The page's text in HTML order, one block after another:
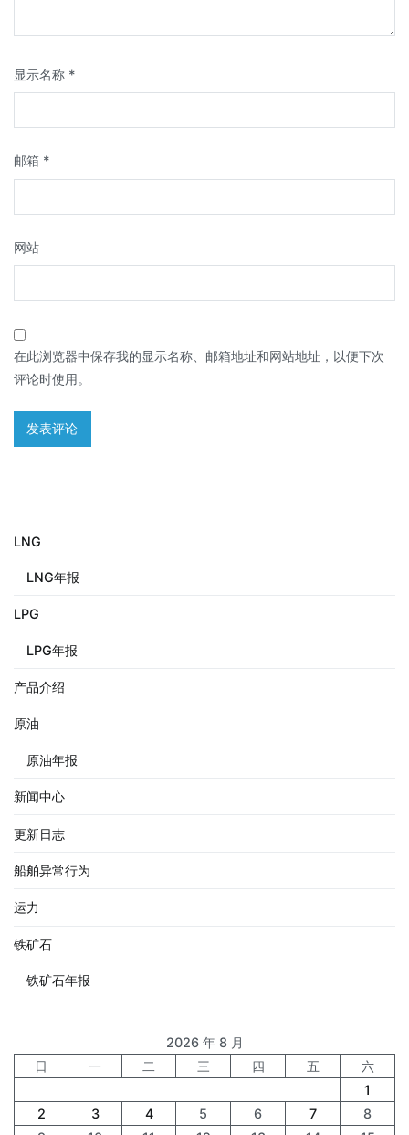
显示名称 *
邮箱 *
网站
在此浏览器中保存我的显示名称、邮箱地址和网站地址，以便下次
评论时使用。
LNG
LNG年报
LPG
LPG年报
产品介绍
原油
原油年报
新闻中心
更新日志
船舶异常行为
运力
铁矿石
铁矿石年报
2026 年 8 月
日
一 二 三 四 五
六
1
2
3 4 5 6 7
8